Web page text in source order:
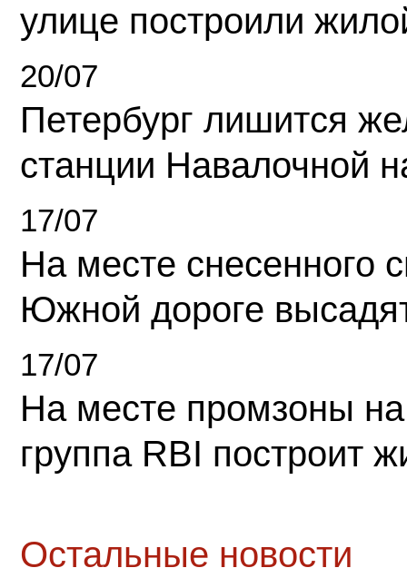
улице построили
20/07
Петербург лишится
станции Навалочной
17/07
На месте снесенного
Южной дороге
17/07
На месте промзоны
группа RBI построит
Остальные новости